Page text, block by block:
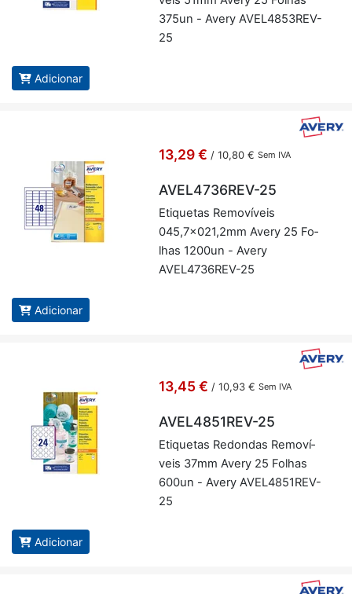
375un - Avery AVEL4853REV-
25
Adicionar
13,29 € / 10,80 € Sem IVA
AVEL4736REV-25
Eti­quetas Re­mo­ví­veis
045,7x021,2mm Avery 25 Fo­
lhas 1200un - Avery
AVEL4736REV-25
Adicionar
13,45 € / 10,93 € Sem IVA
AVEL4851REV-25
Eti­quetas Re­dondas Re­mo­ví­
veis 37mm Avery 25 Fo­lhas
600un - Avery AVEL4851REV-
25
Adicionar